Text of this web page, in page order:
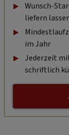
Wunsch-
liefern
im Jahr
Jederzeit
schriftlich